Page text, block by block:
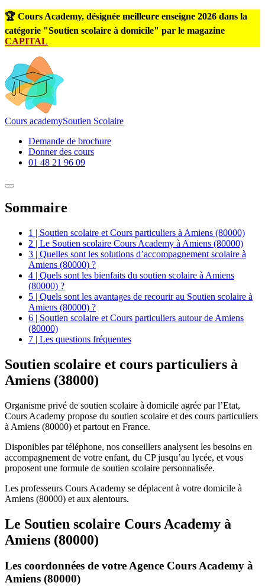
🏆 Cours Academy, désignée meilleure enseigne 2026 dans la
catégorie "Soutien scolaire à domicile" par le magazine
CAPITAL
Cours academySoutien Scolaire
Demande de brochure
Donner des cours
01 48 21 96 09
Sommaire
1 | Soutien scolaire et Cours particuliers à Amiens (80000)
2 | Le Soutien scolaire Cours Academy à Amiens (80000)
3 | Quelles sont les solutions d’accompagnement scolaire à
Amiens (80000) ?
4 | Quels sont les bienfaits du soutien scolaire à Amiens
(80000) ?
5 | Quels sont les avantages de recourir au Soutien scolaire à
Amiens (80000) ?
6 | Soutien scolaire et Cours particuliers autour de Amiens
(80000)
7 | Les questions fréquentes
Soutien scolaire et cours particuliers à
Amiens (38000)
Organisme privé de soutien scolaire à domicile agrée par l’Etat,
Cours Academy propose du soutien scolaire et des cours particuliers
à Amiens (80000) et partout en France.
Disponibles par téléphone, nos conseillers analysent les besoins en
accompagnement de votre enfant, du CP jusqu’au lycée, et vous
proposent une formule de soutien scolaire personnalisée.
Les professeurs Cours Academy se déplacent à votre domicile à
Amiens (80000) et aux alentours.
Le Soutien scolaire Cours Academy à
Amiens (80000)
Les coordonnées de votre Agence Cours Academy à
Amiens (80000)